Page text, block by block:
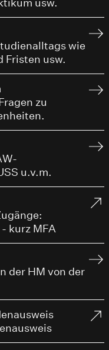
wie
Fristen usw.
zu
u.v.m.
kurz MFA
der HM von der